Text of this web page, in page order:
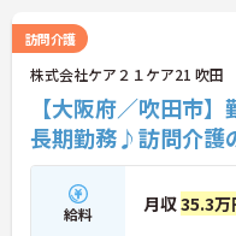
■ 「高収入×納得感」しっ
役割に応じた給与でモチ
・月給35万円以上＋役付手
・特定処遇加算が給与に反
・複数手当が整い、役割
→ 「頑張りが収入に見える
訪問介護
株式会社ケア２１ケア21 吹田
【大阪府／吹田市
長期勤務♪訪問介護
給料 月収35.3万